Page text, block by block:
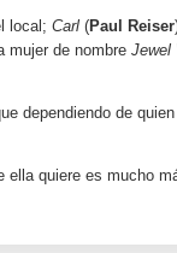
local; Carl (Paul Reiser
mujer de nombre Jewel
dependiendo de
quiere es mucho